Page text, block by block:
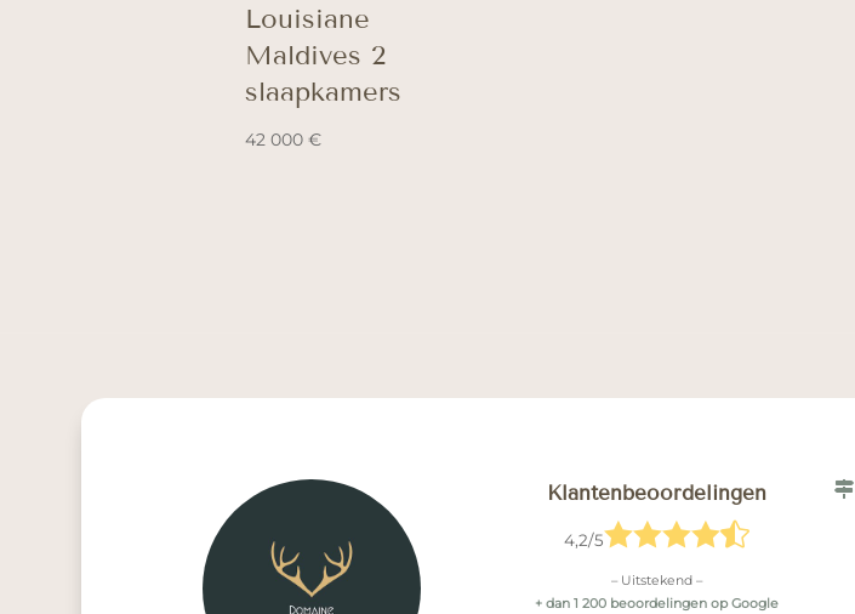
Louisiane
Maldives 2
slaapkamers
42 000 €
Klantenbeoordelingen
4,2/5
– Uitstekend –
+ dan 1 200 beoordelingen op Google
